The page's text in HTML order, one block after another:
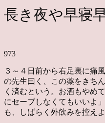
長き夜や早寝
973
３～４日前から右足裏に痛
の先生曰く、この薬をきち
く済むという。お酒もやめ
にセーブしなくてもいいよ
も、しばらく外飲みを控え